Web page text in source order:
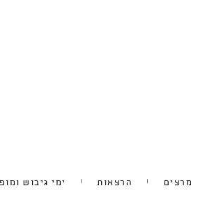
מרצים הרצאות ימי גיבוש